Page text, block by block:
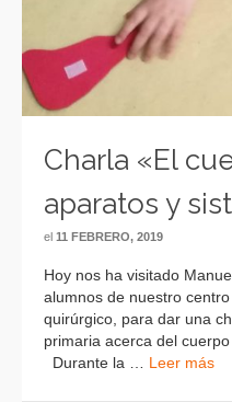
Charla «El
aparatos y
el 11 FEBRERO, 2019
Hoy nos ha visitado
alumnos de nuestro
quirúrgico, para dar una
primaria acerca del
Durante la … Leer más